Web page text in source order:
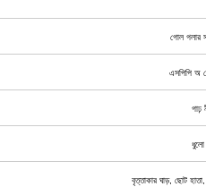
গোল গলার
এসপিপি অ
গাঢ়
ধুলো
বৃত্তাকার ঘাড়, ছোট